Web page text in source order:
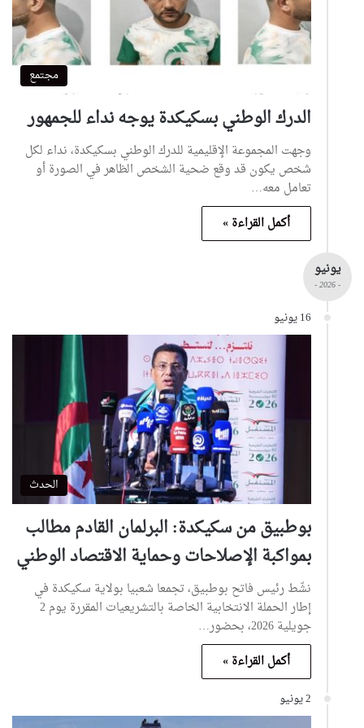
مجتمع
الدرك الوطني بسكيكدة يوجه نداء للجمهور
وجهت المجموعة الإقليمية للدرك الوطني بسكيكدة، نداء لكل
شخص يكون قد وقع ضحية الشخص الظاهر في الصورة أو
تعامل معه…
أكمل القراءة »
يونيو
- 2026 -
16 يونيو
الحدث
بوطبيق من سكيكدة: البرلمان القادم مطالب
بمواكبة الإصلاحات وحماية الاقتصاد الوطني
نشّط رئيس فاتح بوطبيق، تجمعا شعبيا بولاية سكيكدة في
إطار الحملة الانتخابية الخاصة بالتشريعيات المقررة يوم 2
جويلية 2026، بحضور…
أكمل القراءة »
2 يونيو